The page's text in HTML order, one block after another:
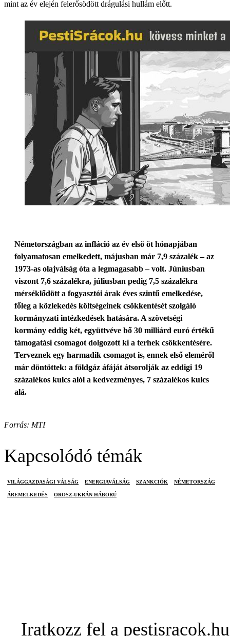
mint az év elején felerősödött drágulási hullám előtt.
Németországban az infláció az év első öt hónapjában
folyamatosan emelkedett, májusban már 7,9 százalék – az
1973-as olajválság óta a legmagasabb – volt. Júniusban
viszont 7,6 százalékra, júliusban pedig 7,5 százalékra
mérséklődött a fogyasztói árak éves szintű emelkedése,
főleg a közlekedés költségeinek csökkentését szolgáló
kormányzati intézkedések hatására. A szövetségi
kormány eddig két, együttvéve bő 30 milliárd euró értékű
támogatási csomagot dolgozott ki a terhek csökkentésére.
Terveznek egy harmadik csomagot is, ennek első eleméről
már döntöttek: a földgáz áfáját átsorolják az eddigi 19
százalékos kulcs alól a kedvezményes, 7 százalékos kulcs
alá.
Forrás: MTI
Kapcsolódó témák
VILÁGGAZDASÁGI VÁLSÁG ENERGIAVÁLSÁG SZANKCIÓK NÉMETORSZÁG
ÁREMELKEDÉS OROSZ-UKRÁN HÁBORÚ
Iratkozz fel a pestisracok.hu